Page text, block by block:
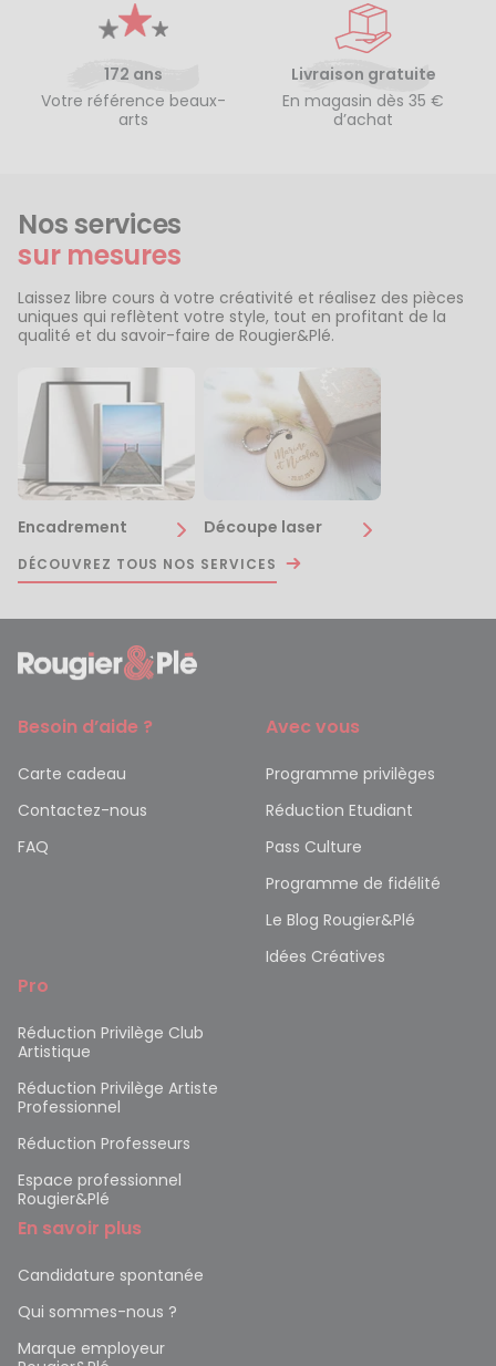
172 ans
Votre référence beaux-
arts
Livraison gratuite
En magasin dès 35 €
d’achat
Nos services
sur mesures
Laissez libre cours à votre créativité et réalisez des pièces
uniques qui reflètent votre style, tout en profitant de la
qualité et du savoir-faire de Rougier&Plé.
Encadrement Découpe laser
DÉCOUVREZ TOUS NOS SERVICES
Besoin d’aide ?
Carte cadeau
Contactez-nous
FAQ
Avec vous
Programme privilèges
Réduction Etudiant
Pass Culture
Programme de fidélité
Le Blog Rougier&Plé
Idées Créatives
Pro
Réduction Privilège Club
Artistique
Réduction Privilège Artiste
Professionnel
Réduction Professeurs
Espace professionnel
Rougier&Plé
En savoir plus
Candidature spontanée
Qui sommes-nous ?
Marque employeur